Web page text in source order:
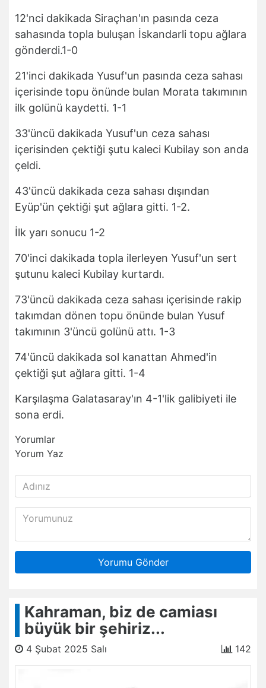
12'nci dakikada Siraçhan'ın pasında ceza
sahasında topla buluşan İskandarli topu ağlara
gönderdi.1-0
21'inci dakikada Yusuf'un pasında ceza sahası
içerisinde topu önünde bulan Morata takımının
ilk golünü kaydetti. 1-1
33'üncü dakikada Yusuf'un ceza sahası
içerisinden çektiği şutu kaleci Kubilay son anda
çeldi.
43'üncü dakikada ceza sahası dışından
Eyüp'ün çektiği şut ağlara gitti. 1-2.
İlk yarı sonucu 1-2
70'inci dakikada topla ilerleyen Yusuf'un sert
şutunu kaleci Kubilay kurtardı.
73'üncü dakikada ceza sahası içerisinde rakip
takımdan dönen topu önünde bulan Yusuf
takımının 3'üncü golünü attı. 1-3
74'üncü dakikada sol kanattan Ahmed'in
çektiği şut ağlara gitti. 1-4
Karşılaşma Galatasaray'ın 4-1'lik galibiyeti ile
sona erdi.
Yorumlar
Yorum Yaz
Yorumu Gönder
Kahraman, biz de camiası
büyük bir şehiriz...
4 Şubat 2025 Salı 142